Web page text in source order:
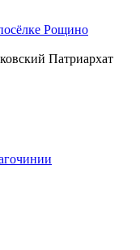
Рощино
Патриархат